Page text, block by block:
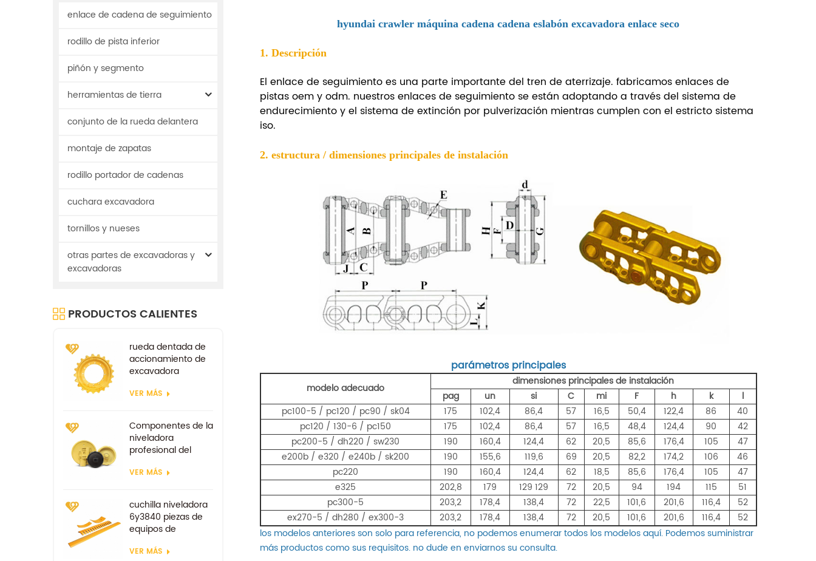
enlace de cadena de seguimiento
rodillo de pista inferior
piñón y segmento
herramientas de tierra
conjunto de la rueda delantera
montaje de zapatas
rodillo portador de cadenas
cuchara excavadora
tornillos y nueses
otras partes de excavadoras y
excavadoras
PRODUCTOS CALIENTES
rueda dentada de
accionamiento de
excavadora
de rodaje kobelco
VER MÁS
Componentes de la
niveladora
profesional del
d85
VER MÁS
cuchilla niveladora
6y3840 piezas de
equipos de
de desgaste de
VER MÁS
hyundai crawler máquina cadena cadena eslabón excavadora enlace seco
1. Descripción
El enlace de seguimiento es una parte importante del tren de aterrizaje. fabricamos enlaces de
pistas oem y odm. nuestros enlaces de seguimiento se están adoptando a través del sistema de
endurecimiento y el sistema de extinción por pulverización mientras cumplen con el estricto sistema
iso.
2. estructura / dimensiones principales de instalación
parámetros principales
modelo adecuado
dimensiones principales de instalación
pag
un si C mi F h k
l
pc100-5 / pc120 / pc90 / sk04
175 102,4 86,4 57 16,5 50,4 122,4 86
40
pc120 / 130-6 / pc150
175 102,4 86,4 57 16,5 48,4 124,4 90
42
pc200-5 / dh220 / sw230
190 160,4 124,4 62 20,5 85,6 176,4 105
47
e200b / e320 / e240b / sk200
190 155,6 119,6 69 20,5 82,2 174,2 106
46
pc220
190 160,4 124,4 62 18,5 85,6 176,4 105
47
e325
202,8 179 129 129 72 20,5 94 194 115
51
pc300-5
203,2 178,4 138,4 72 22,5 101,6 201,6 116,4
52
ex270-5 / dh280 / ex300-3
203,2 178,4 138,4 72 20,5 101,6 201,6 116,4
52
los modelos anteriores son solo para referencia, no podemos enumerar todos los modelos aquí. Podemos suministrar
más productos como sus requisitos. no dude en enviarnos su consulta.